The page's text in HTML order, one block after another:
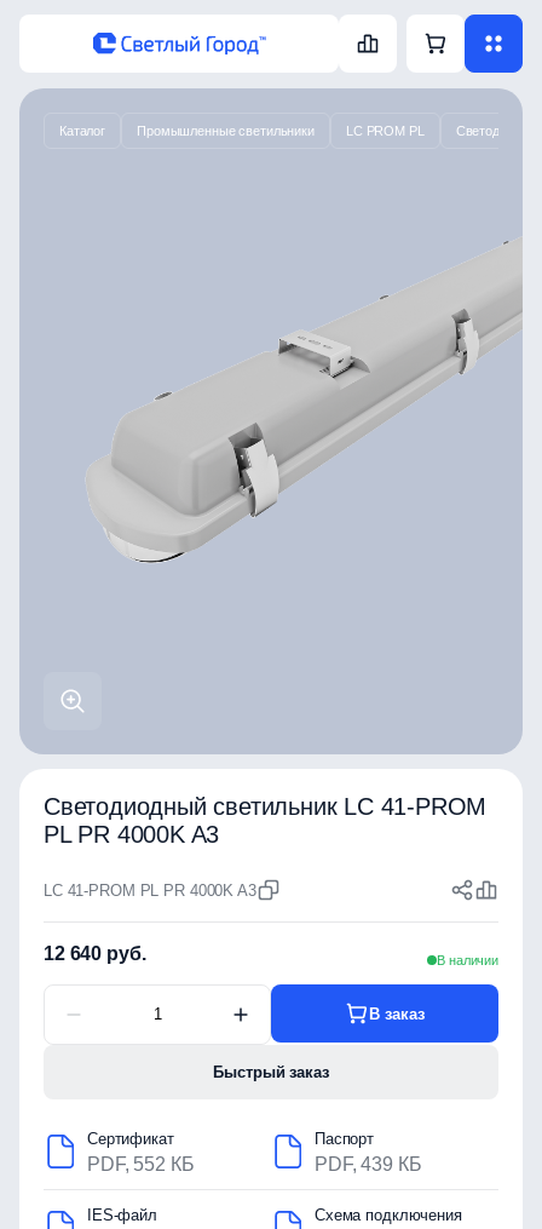
Каталог Промышленные светильники LC PROM PL
Светодиодный светильник LC 41-PROM
PL PR 4000K A3
LC 41-PROM PL PR 4000K A3
12 640 руб. В наличии
В заказ
Быстрый заказ
Сертификат
PDF, 552 КБ
Паспорт
PDF, 439 КБ
IES-файл Схема подключения